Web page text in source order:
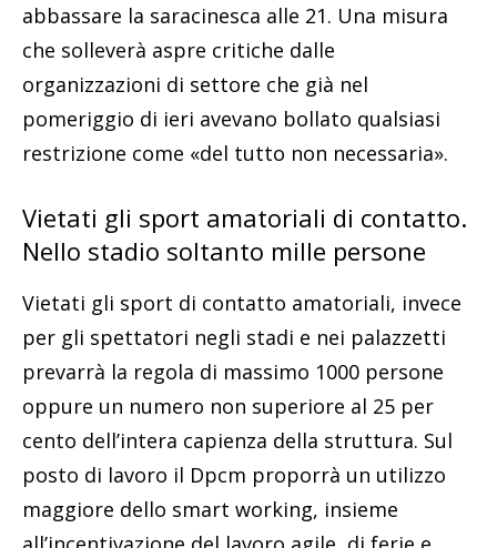
abbassare la saracinesca alle 21. Una misura
che solleverà aspre critiche dalle
organizzazioni di settore che già nel
pomeriggio di ieri avevano bollato qualsiasi
restrizione come «del tutto non necessaria».
Vietati gli sport amatoriali di contatto.
Nello stadio soltanto mille persone
Vietati gli sport di contatto amatoriali, invece
per gli spettatori negli stadi e nei palazzetti
prevarrà la regola di massimo 1000 persone
oppure un numero non superiore al 25 per
cento dell’intera capienza della struttura. Sul
posto di lavoro il Dpcm proporrà un utilizzo
maggiore dello smart working, insieme